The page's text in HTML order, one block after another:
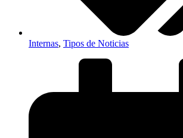
Internas, Tipos de Noticias